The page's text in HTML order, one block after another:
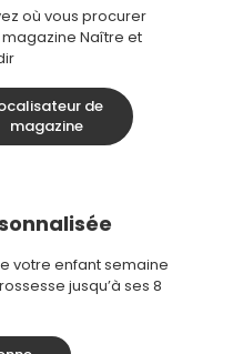
où vous procurer
Naître et
de
magazine
votre enfant semaine
jusqu’à ses 8